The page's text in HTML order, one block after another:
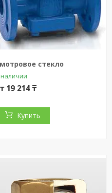
стекло
19 214 ₸
Купить